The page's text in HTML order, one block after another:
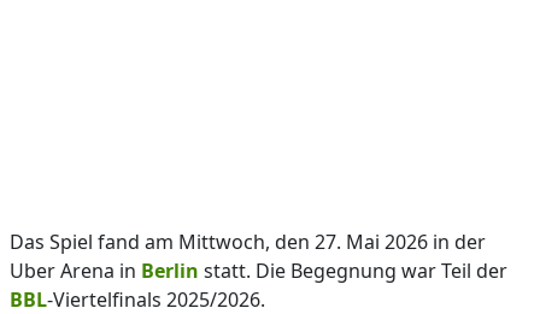
Das Spiel fand am Mittwoch, den 27. Mai 2026 in der
Uber Arena in Berlin statt. Die Begegnung war Teil der
BBL-Viertelfinals 2025/2026.